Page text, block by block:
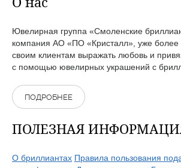
Ювелирная группа «Смоленские
компания АО «ПО «Кристалл», уже более
своим клиентам выражать любовь и
с помощью ювелирных украшений с
ПОДРОБНЕЕ
ПОЛЕЗНАЯ
О бриллиантах Правила пользования